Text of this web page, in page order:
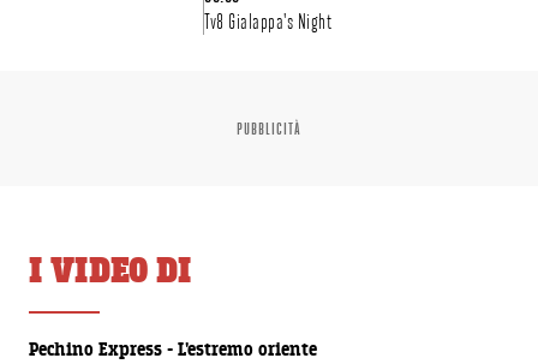
Tv8 Gialappa's Night
PUBBLICITÀ
I VIDEO DI
Pechino Express - L'estremo oriente